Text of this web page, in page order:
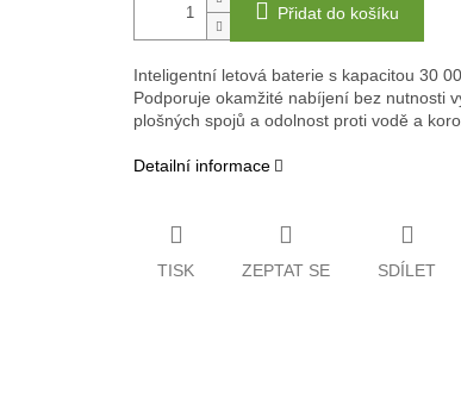
Přidat do košíku
Inteligentní letová baterie s kapacitou 30
Podporuje okamžité nabíjení bez nutnosti
plošných spojů a odolnost proti vodě a
Detailní informace
TISK ZEPTAT SE SDÍLET